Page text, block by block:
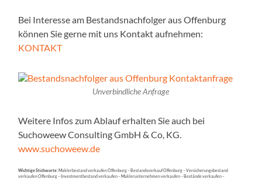
Bei Interesse am Bestandsnachfolger aus Offenburg
können Sie gerne mit uns Kontakt aufnehmen:
KONTAKT
Unverbindliche Anfrage
Weitere Infos zum Ablauf erhalten Sie auch bei
Suchoweew Consulting GmbH & Co, KG.
www.suchoweew.de
Wichtige Stichworte: Maklerbestand verkaufen Offenburg – Bestandsverkauf Offenburg – Versicherungsbestand
verkaufen Offenburg – Investmentbestand verkaufen – Maklerunternehmen verkaufen – Bestände verkaufen –